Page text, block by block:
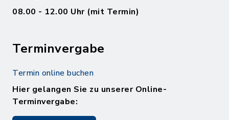
08.00 - 12.00 Uhr (mit Termin)
Terminvergabe
Termin online buchen
Hier gelangen Sie zu unserer Online-
Terminvergabe: